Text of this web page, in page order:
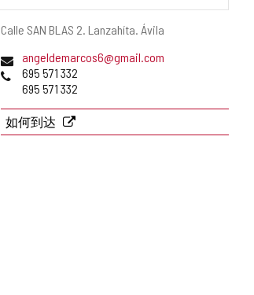
邮
地
址
Calle SAN BLAS 2. Lanzahíta. Ávila
电
子
地
址
angeldemarcos6@gmail.com
电
695 571 332
695 571 332
如何到达